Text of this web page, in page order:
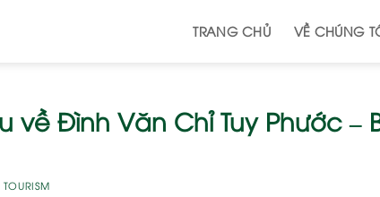
TRANG CHỦ VỀ CHÚNG
về Đình Văn Chỉ Tuy Phước